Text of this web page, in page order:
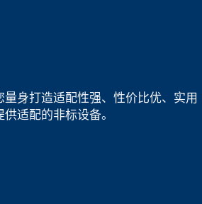
身打造适配性强、性价比优、实用
适配的非标设备。